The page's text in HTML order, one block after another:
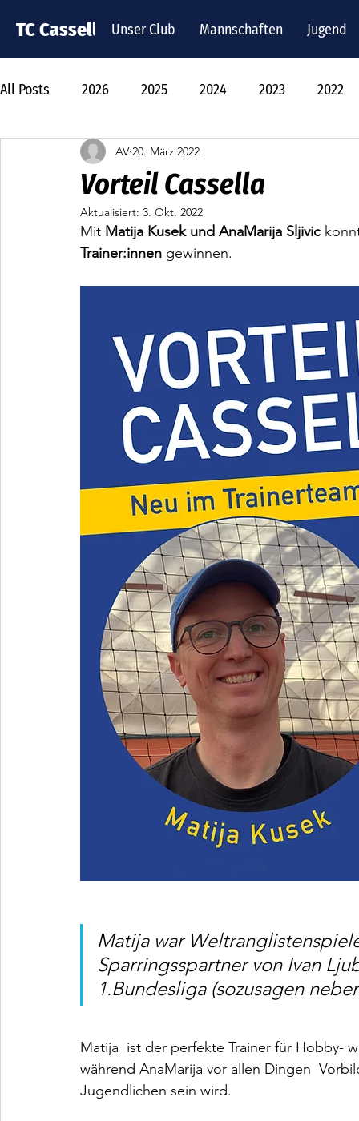
TC Cassella Unser Club Mannschaften Jugend
All Posts 2026 2025 2024 2023 2022
Vorteil Cassella
AV 20. März 2022
Aktualisiert: 3. Okt. 2022
Mit Matija Kusek und AnaMarija Sljivic
Trainer:innen gewinnen.
Matija war
Sparringsspartner von Ivan
1.Bundesliga (sozusagen
Matija  ist der perfekte Trainer für Hobby-
während AnaMarija vor allen Dingen
Jugendlichen sein wird.